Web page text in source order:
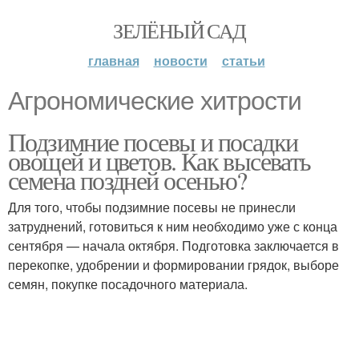
ЗЕЛЁНЫЙ САД
главная новости статьи
Агрономические хитрости
Подзимние посевы и посадки
овощей и цветов. Как высевать
семена поздней осенью?
Для того, чтобы подзимние посевы не принесли
затруднений, готовиться к ним необходимо уже с конца
сентября — начала октября. Подготовка заключается в
перекопке, удобрении и формировании грядок, выборе
семян, покупке посадочного материала.